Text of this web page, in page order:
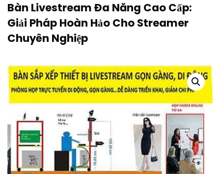
Bàn Livestream Đa Năng Cao Cấp:
Giải Pháp Hoàn Hảo Cho Streamer
Chuyên Nghiệp